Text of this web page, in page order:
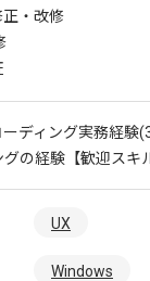
正・改修
ーディング実務経験
グの経験 【歓迎ス
UX
Windows